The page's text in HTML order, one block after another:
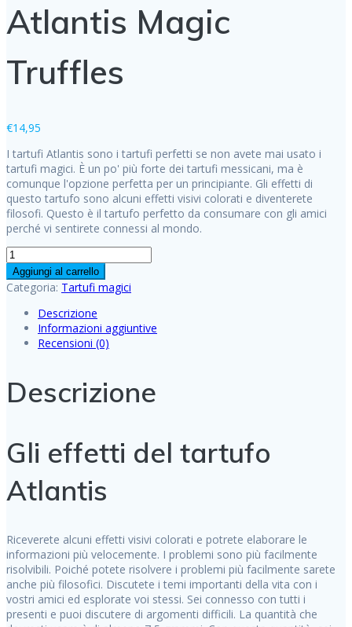
Atlantis Magic
Truffles
€14,95
I tartufi Atlantis sono i tartufi perfetti se non avete mai usato i
tartufi magici. È un po' più forte dei tartufi messicani, ma è
comunque l'opzione perfetta per un principiante. Gli effetti di
questo tartufo sono alcuni effetti visivi colorati e diventerete
filosofi. Questo è il tartufo perfetto da consumare con gli amici
perché vi sentirete connessi al mondo.
Atlantis
Magic
Truffles
quantità
Aggiungi al carrello
Categoria: Tartufi magici
Descrizione
Informazioni aggiuntive
Recensioni (0)
Descrizione
Gli effetti del tartufo
Atlantis
Riceverete alcuni effetti visivi colorati e potrete elaborare le
informazioni più velocemente. I problemi sono più facilmente
risolvibili. Poiché potete risolvere i problemi più facilmente sarete
anche più filosofici. Discutete i temi importanti della vita con i
vostri amici ed esplorate voi stessi. Sei connesso con tutti i
presenti e puoi discutere di argomenti difficili. La quantità che